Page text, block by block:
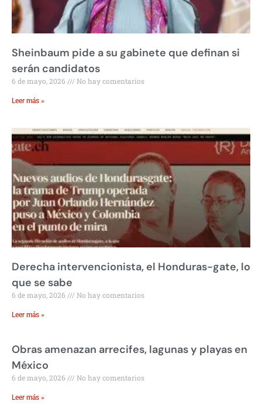
Sheinbaum pide a su gabinete que definan si
serán candidatos
6 de mayo, 2026 No hay comentarios
Leer más »
Derecha intervencionista, el Honduras-gate, lo
que se sabe
6 de mayo, 2026 No hay comentarios
Leer más »
Obras amenazan arrecifes, lagunas y playas en
México
6 de mayo, 2026 No hay comentarios
Leer más »